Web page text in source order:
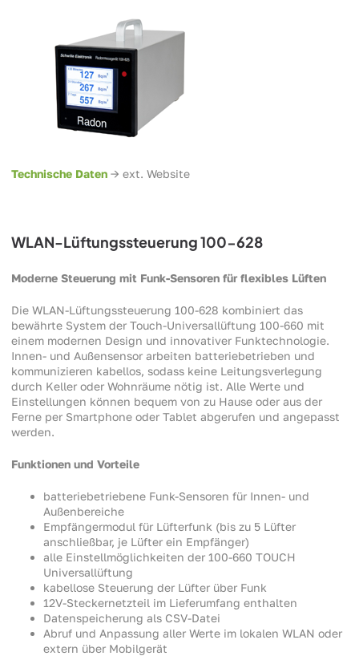
Technische Daten -> ext. Website
WLAN-Lüftungssteuerung 100-628
Moderne Steuerung mit Funk-Sensoren für flexibles Lüften
Die WLAN-Lüftungssteuerung 100-628 kombiniert das
bewährte System der Touch-Universallüftung 100-660 mit
einem modernen Design und innovativer Funktechnologie.
Innen- und Außensensor arbeiten batteriebetrieben und
kommunizieren kabellos, sodass keine Leitungsverlegung
durch Keller oder Wohnräume nötig ist. Alle Werte und
Einstellungen können bequem von zu Hause oder aus der
Ferne per Smartphone oder Tablet abgerufen und angepasst
werden.
Funktionen und Vorteile
batteriebetriebene Funk-Sensoren für Innen- und
Außenbereiche
Empfängermodul für Lüfterfunk (bis zu 5 Lüfter
anschließbar, je Lüfter ein Empfänger)
alle Einstellmöglichkeiten der 100-660 TOUCH
Universallüftung
kabellose Steuerung der Lüfter über Funk
12V-Steckernetzteil im Lieferumfang enthalten
Datenspeicherung als CSV-Datei
Abruf und Anpassung aller Werte im lokalen WLAN oder
extern über Mobilgerät